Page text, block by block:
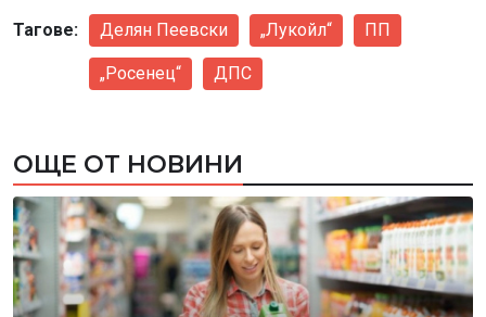
Тагове: Делян Пеевски „Лукойл“ ПП
„Росенец“ ДПС
ОЩЕ ОТ НОВИНИ